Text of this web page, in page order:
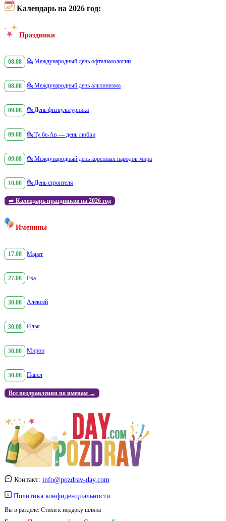
Календарь на 2026 год:
Праздники
08.08 💁 Международный день офтальмологии
08.08 💁 Международный день альпинизма
09.08 💁 День физкультурника
09.08 💁 Ту бе-Ав — день любви
09.08 💁 Международный день коренных народов мира
10.08 💁 День строителя
➡️ Календарь праздников на 2026 год
Именины
17.08 Марат
27.08 Ева
30.08 Алексей
30.08 Илья
30.08 Мирон
30.08 Павел
Все поздравления по именам →
Контакт: info@pozdrav-day.com
Политика конфиденциальности
Вы в разделе: Стихи к подарку шляпа